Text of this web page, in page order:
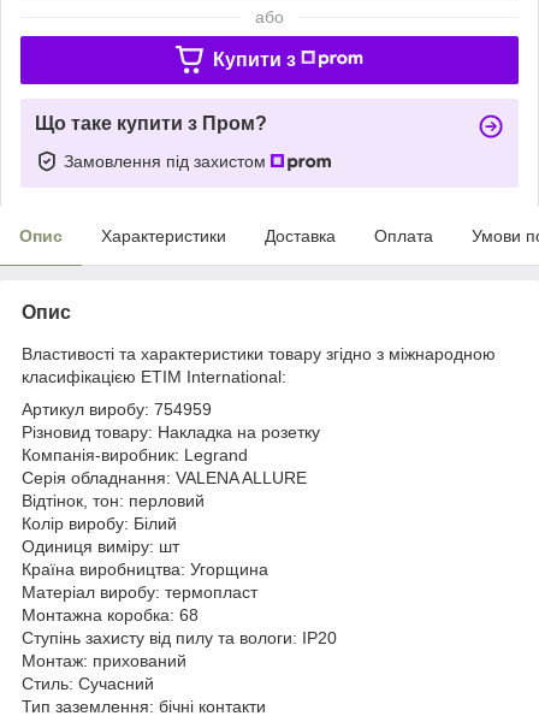
або
Купити з
Що таке купити з Пром?
Замовлення під захистом
Опис Характеристики Доставка Оплата Умови
Опис
Властивості та характеристики товару згідно з міжнародною
класифікацією ETIM International:
Артикул виробу: 754959
Різновид товару: Накладка на розетку
Компанія-виробник: Legrand
Серія обладнання: VALENA ALLURE
Відтінок, тон: перловий
Колір виробу: Білий
Одиниця виміру: шт
Країна виробництва: Угорщина
Матеріал виробу: термопласт
Монтажна коробка: 68
Ступінь захисту від пилу та вологи: IP20
Монтаж: прихований
Стиль: Сучасний
Тип заземлення: бічні контакти